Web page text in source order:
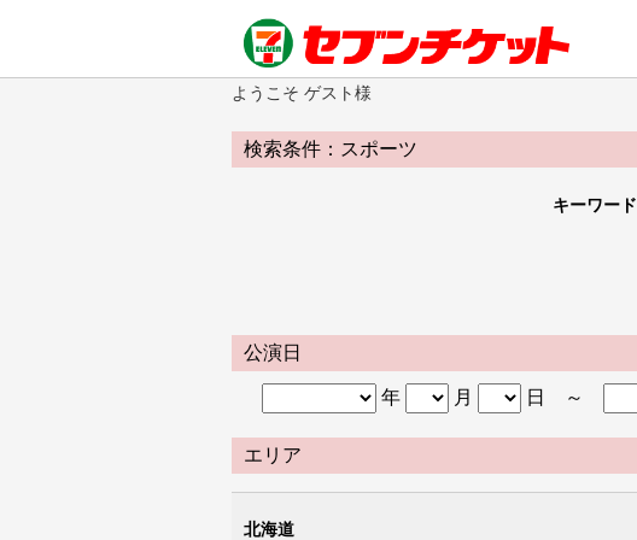
ようこそ ゲスト様
検索条件：スポーツ
キーワード
公演日
年 月 日 ～
エリア
北海道